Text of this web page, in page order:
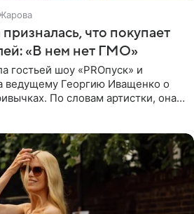
что покупает
«В нем нет ГМО»
гостьей шоу «PROпуск» и
ведущему Георгию Иващенко о
По словам артистки, она